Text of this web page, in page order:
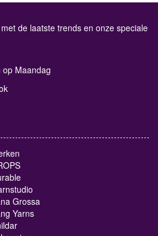
de laatste trends en onze speciale
Maandag
Grossa
Yarns